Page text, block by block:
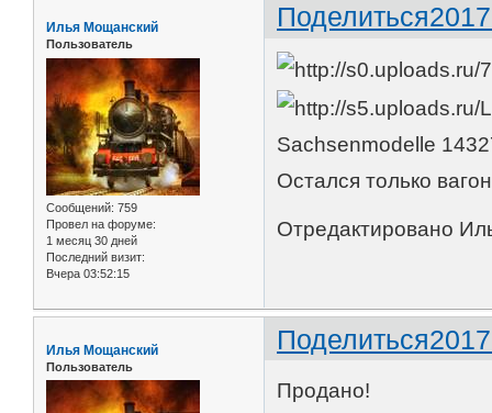
Поделиться
Илья Мощанский
Пользователь
Сообщений: 759
Провел на форуме:
1 месяц 30 дней
Последний визит:
Вчера 03:52:15
Sachsenmodelle
Остался только
Отредактировано
Поделиться
Илья Мощанский
Пользователь
Продано!